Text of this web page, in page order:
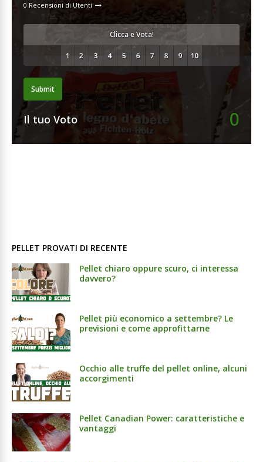
0 Recensioni di Utenti
Clicca e Vota!
Submit
Il tuo Voto 0
PELLET PROVATI DI RECENTE
Pellet chiaro oppure scuro, ci interessa
davvero?
Pellet più economico a settembre? Le
previsioni e come approfittarne
Occhio alle truffe del pellet online, alcuni
accorgimenti
Pellet Canadian Power: caratteristiche e
vantaggi